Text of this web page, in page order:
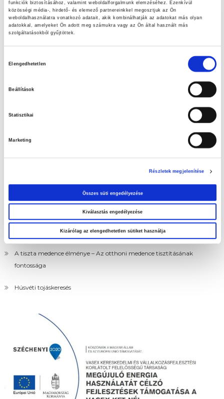
funkciók biztosításához, valamint weboldalforgalmunk elemzéséhez. Ezenkívül
közösségi média-, hirdető- és elemező partnereinkkel megosztjuk az Ön
weboldalhasználatra vonatkozó adatait, akik kombinálhatják az adatokat más olyan
adatokkal, amelyeket Ön adott meg számukra vagy az Ön által használt más
szolgáltatásokból gyűjtöttek.
Elengedhetetlen
Beállítások
Statisztikai
Marketing
Részletek megjelenítése
Összes süti engedélyezése
Kiválasztás engedélyezése
Kizárólag az elengedhetetlen sütiket használja
Friss ajánlataink
LET’S DOIT ajánlataink
Szuperinfós ajánlataink!
Nézd meg aktuális ajánlatainkat!
A tiszta medence élménye – Az otthoni medence tisztításának
fontossága
Húsvéti tojáskeresés